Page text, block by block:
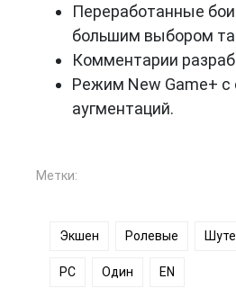
Переработанные
большим выбором
Комментарии
Режим New Game+ с
аугментаций.
Метки:
Экшен Ролевые
PC Один EN